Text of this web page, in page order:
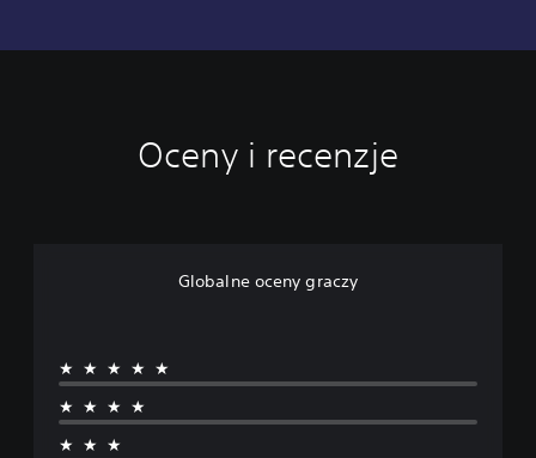
Oceny i recenzje
Globalne oceny graczy
★★★★★
★★★★
★★★